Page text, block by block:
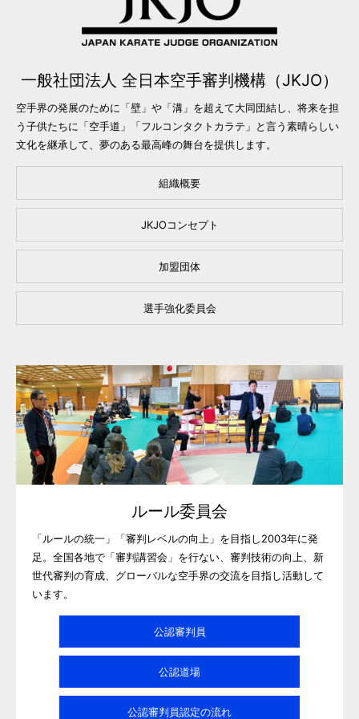
一般社団法人 全日本空手審判機構（JKJO）
空手界の発展のために「壁」や「溝」を超えて大同団結し、将来を担
う子供たちに「空手道」「フルコンタクトカラテ」と言う素晴らしい
文化を継承して、夢のある最高峰の舞台を提供します。
組織概要
JKJOコンセプト
加盟団体
選手強化委員会
ルール委員会
「ルールの統一」「審判レベルの向上」を目指し2003年に発
足。全国各地で「審判講習会」を行ない、審判技術の向上、新
世代審判の育成、グローバルな空手界の交流を目指し活動して
います。
公認審判員
公認道場
公認審判員認定の流れ